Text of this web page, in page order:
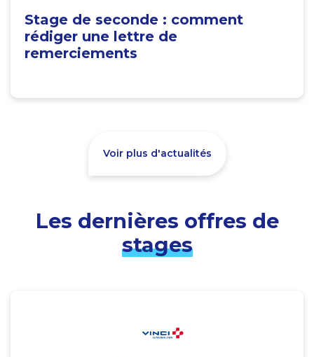
Stage de seconde : comment
rédiger une lettre de
remerciements
Voir plus d'actualités
Les dernières offres de
stages